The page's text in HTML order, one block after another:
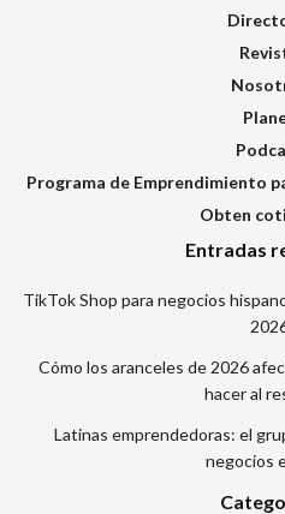
Programa de Emprendimiento
Obten
Entradas
TikTok Shop para negocios
Cómo los aranceles de 2026
hacer al
Latinas emprendedoras: el
negocios